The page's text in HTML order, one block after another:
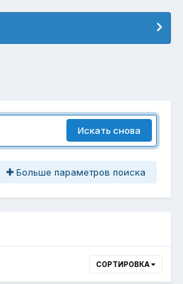
Искать снова
Больше параметров поиска
СОРТИРОВКА